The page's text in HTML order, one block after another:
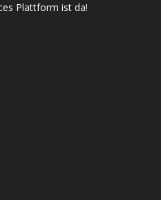
Plattform ist da!